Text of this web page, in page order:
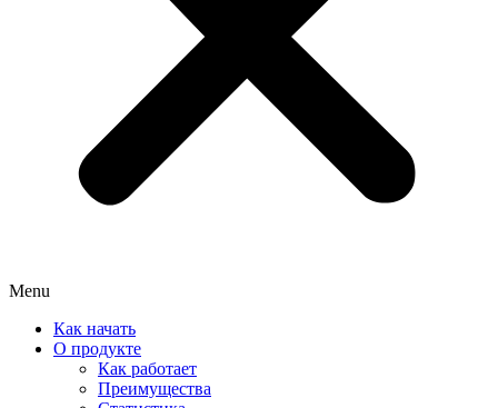
Menu
Как начать
О продукте
Как работает
Преимущества